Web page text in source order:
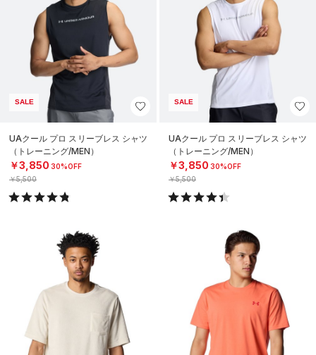
SALE
UAクール プロ スリーブレス シャツ
（トレーニング/MEN）
￥3,850 30%OFF
￥5,500
SALE
UAクール プロ スリーブレス シャツ
（トレーニング/MEN）
￥3,850 30%OFF
￥5,500